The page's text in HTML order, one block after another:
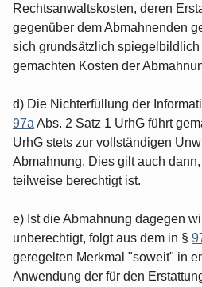
Rechtsanwaltskosten, deren
gegenüber dem Abmahnenden
sich grundsätzlich spiegelbildlich
gemachten Kosten der
d) Die Nichterfüllung der
97a Abs. 2 Satz 1 UrhG führt
UrhG stets zur vollständigen
Abmahnung. Dies gilt auch
teilweise berechtigt ist.
e) Ist die Abmahnung dagegen
unberechtigt, folgt aus dem in §
geregelten Merkmal "soweit" in
Anwendung der für den